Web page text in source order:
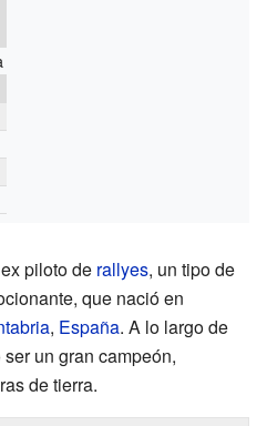
piloto de rallyes, un tipo de
que nació en
, España. A lo largo de
un gran campeón,
de tierra.